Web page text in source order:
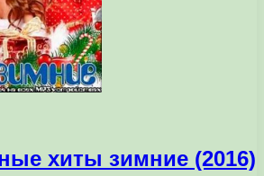
хиты зимние (2016)